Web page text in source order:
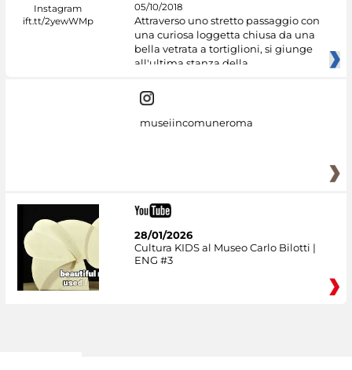
05/10/2018
Attraverso uno stretto passaggio con
una curiosa loggetta chiusa da una
bella vetrata a tortiglioni, si giunge
all'ultima stanza della
museiincomuneroma
28/01/2026
Cultura KIDS al Museo Carlo Bilotti |
ENG #3